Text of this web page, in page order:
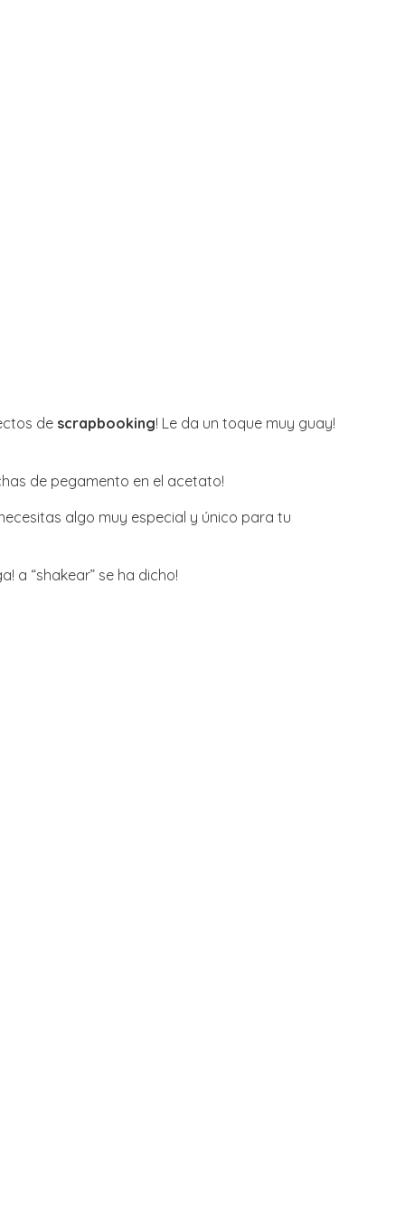
de scrapbooking! Le da un toque muy guay!
de pegamento en el acetato!
algo muy especial y único para tu
a “shakear” se ha dicho!